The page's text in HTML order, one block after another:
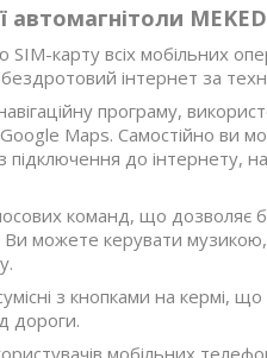
автомагнітоли
карту всіх мобільних
інтернет за
програму,
Maps. Самостійно ви
до інтернету,
команд, що дозволяє
Ви можете керувати
з кнопками на кермі,
дороги.
мобільних